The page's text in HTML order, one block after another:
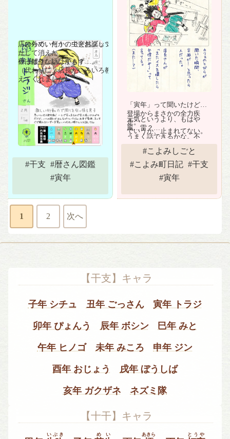
「ひらめいた！」で突然ダッシ
ュして消えた。
やっぱり、話はできず…。
（代わりに、店長がいろいろ教
えてくれました）
店の外で、何かの虫とお話して
た。
目は離せない…かも？
#干支
#暦さん図鑑
#寅年
「寅年」って聞いたけど、
登場からまさかの全力疾
走。
ていうか、止まれてない。
元気というより、もはや
風…雷？
うまく話できるかな。不
安…。
#こよみしごと
#こよみ町日記 #干支
#寅年
1 2 次へ
【干支】キャラ
子年 シチュ 丑年 ごっさん 寅年 トラジ
卯年 ぴょんう 辰年 ボシン 巳年 みと
午年 ヒノゴ 未年 みころ 申年 ジン
酉年 おじょう 戌年 ぼうしば
亥年 ガクザネ ネズミ隊
【十干】キャラ
いぶき めい あきら とうや